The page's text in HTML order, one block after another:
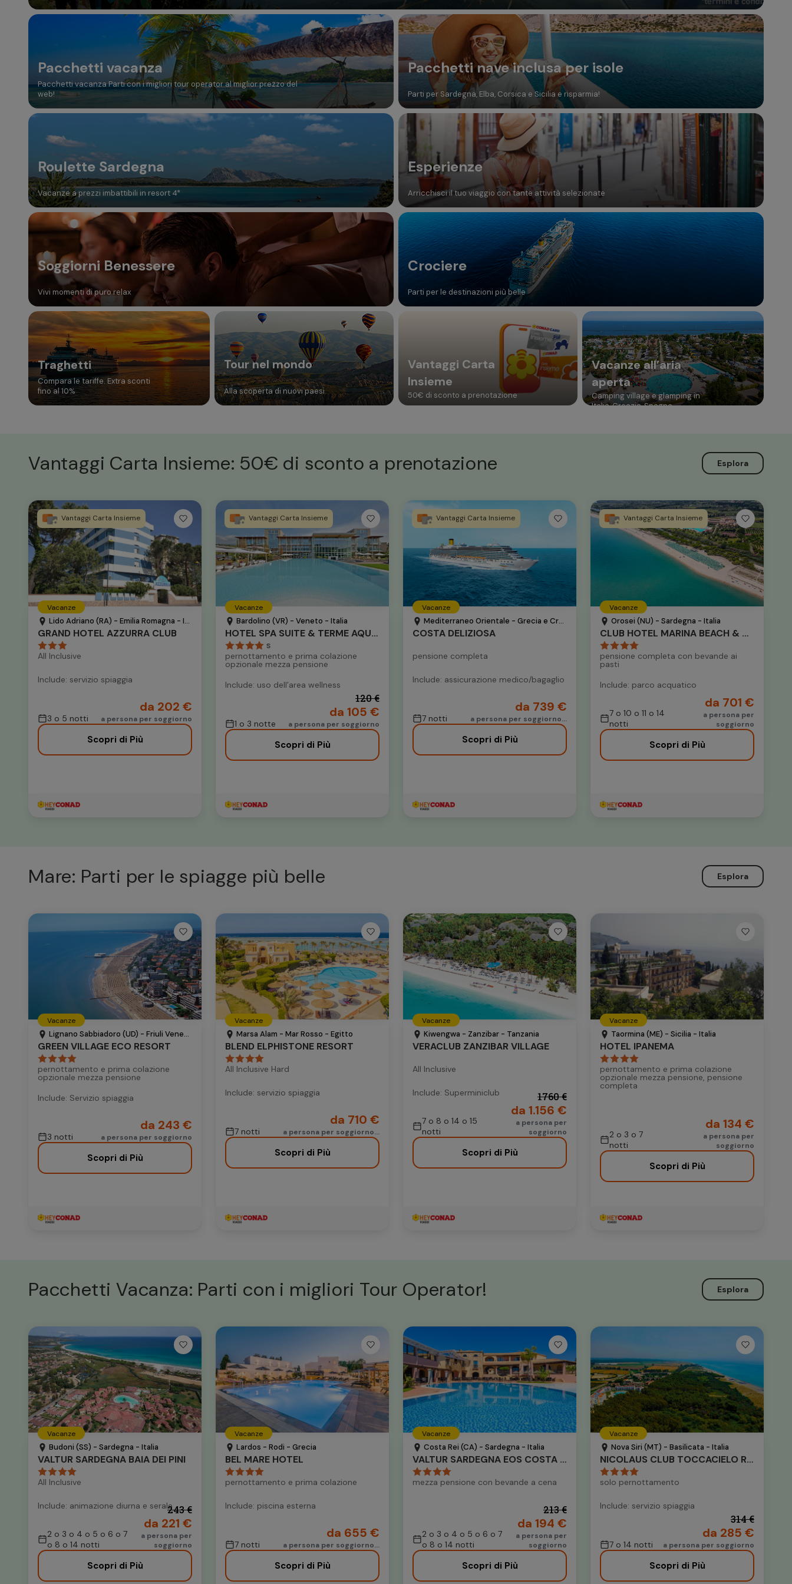
Pacchetti vacanza
Pacchetti vacanza Parti con i migliori tour operator al miglior prezzo del
web!
Pacchetti nave inclusa per isole
Parti per Sardegna, Elba, Corsica e Sicilia e risparmia!
Roulette Sardegna
Vacanze a prezzi imbattibili in resort 4*
Esperienze
Arricchisci il tuo viaggio con tante attività selezionate
Soggiorni Benessere
Vivi momenti di puro relax
Crociere
Parti per le destinazioni più belle
Traghetti
Compara le tariffe. Extra sconti
fino al 10%
Tour nel mondo
Alla scoperta di nuovi paesi
Vantaggi Carta
Insieme
50€ di sconto a prenotazione
Vacanze all’aria
aperta
Camping village e glamping in
Italia, Croazia, Spagna
Vantaggi Carta Insieme: 50€ di sconto a prenotazione Esplora
Vantaggi Carta Insieme
Vacanze
Lido Adriano (RA) - Emilia Romagna - Italia
GRAND HOTEL AZZURRA CLUB
All Inclusive
Include: servizio spiaggia
3 o 5 notti
da 202 €
a persona per soggiorno
Scopri di Più
Vantaggi Carta Insieme
Vacanze
Bardolino (VR) - Veneto - Italia
HOTEL SPA SUITE & TERME AQUALUX
S
pernottamento e prima colazione
opzionale mezza pensione
Include: uso dell’area wellness
1 o 3 notte
120 €
da 105 €
a persona per soggiorno
Scopri di Più
Vantaggi Carta Insieme
Vacanze
Mediterraneo Orientale - Grecia e Croazia
COSTA DELIZIOSA
pensione completa
Include: assicurazione medico/bagaglio
7 notti
da 739 €
a persona per soggiorno...
Scopri di Più
Vantaggi Carta Insieme
Vacanze
Orosei (NU) - Sardegna - Italia
CLUB HOTEL MARINA BEACH & MARINA GARDEN
pensione completa con bevande ai
pasti
Include: parco acquatico
7 o 10 o 11 o 14
notti
da 701 €
a persona per
soggiorno
Scopri di Più
Mare: Parti per le spiagge più belle Esplora
Vacanze
Lignano Sabbiadoro (UD) - Friuli Venezia Giulia - Italia
GREEN VILLAGE ECO RESORT
pernottamento e prima colazione
opzionale mezza pensione
Include: Servizio spiaggia
3 notti
da 243 €
a persona per soggiorno
Scopri di Più
Vacanze
Marsa Alam - Mar Rosso - Egitto
BLEND ELPHISTONE RESORT
All Inclusive Hard
Include: servizio spiaggia
7 notti
da 710 €
a persona per soggiorno...
Scopri di Più
Vacanze
Kiwengwa - Zanzibar - Tanzania
VERACLUB ZANZIBAR VILLAGE
All Inclusive
Include: Superminiclub
7 o 8 o 14 o 15
notti
1760 €
da 1.156 €
a persona per
soggiorno
Scopri di Più
Vacanze
Taormina (ME) - Sicilia - Italia
HOTEL IPANEMA
pernottamento e prima colazione
opzionale mezza pensione, pensione
completa
2 o 3 o 7
notti
da 134 €
a persona per
soggiorno
Scopri di Più
Pacchetti Vacanza: Parti con i migliori Tour Operator! Esplora
Vacanze
Budoni (SS) - Sardegna - Italia
VALTUR SARDEGNA BAIA DEI PINI
All Inclusive
Include: animazione diurna e serale
2 o 3 o 4 o 5 o 6 o 7
o 8 o 14 notti
243 €
da 221 €
a persona per
soggiorno
Scopri di Più
Vacanze
Lardos - Rodi - Grecia
BEL MARE HOTEL
pernottamento e prima colazione
Include: piscina esterna
7 notti
da 655 €
a persona per soggiorno...
Scopri di Più
Vacanze
Costa Rei (CA) - Sardegna - Italia
VALTUR SARDEGNA EOS COSTA REI
mezza pensione con bevande a cena
2 o 3 o 4 o 5 o 6 o 7
o 8 o 14 notti
213 €
da 194 €
a persona per
soggiorno
Scopri di Più
Vacanze
Nova Siri (MT) - Basilicata - Italia
NICOLAUS CLUB TOCCACIELO RESIDENCE
solo pernottamento
Include: servizio spiaggia
7 o 14 notti
314 €
da 285 €
a persona per soggiorno
Scopri di Più